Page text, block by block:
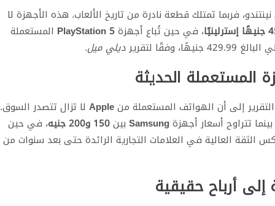
فربما تمتلك قطعة نادرة من تاريخ الألعاب. هذه الأجهزة لا
، في حين تُباع أجهزةPlayStation 5 المستعملة
وفقًا لتقرير ديلي ميل.
إلى أن الهواتف المستعملة منApple لا تزال تتصدر السوق.
بينما تتراوح أسعار أجهزةSamsung بين150 و200 جنيه
، في حين
الثقة العالية في العلامات التجارية الرائدة حتى بعد سنوات من
إلى أرباح حقيقية